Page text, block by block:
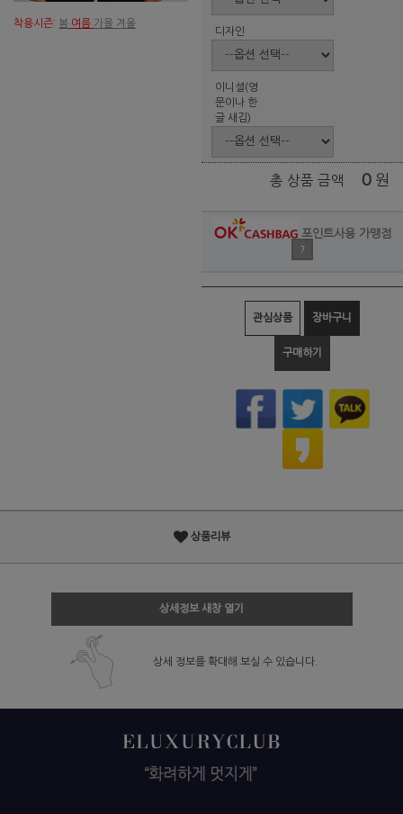
착용시즌: 봄 여름 가을 겨울
디자인
이니셜(영
문이나 한
글 새김)
총 상품 금액 0 원
포인트사용 가맹점
?
관심상품 장바구니
구매하기
상품리뷰
상세정보 새창 열기
상세 정보를 확대해 보실 수 있습니다.